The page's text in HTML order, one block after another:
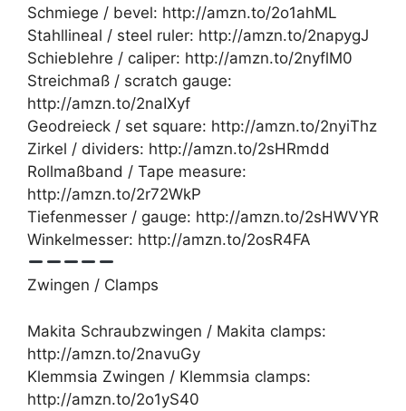
Schmiege / bevel: http://amzn.to/2o1ahML
Stahllineal / steel ruler: http://amzn.to/2napygJ
Schieblehre / caliper: http://amzn.to/2nyflM0
Streichmaß / scratch gauge:
http://amzn.to/2naIXyf
Geodreieck / set square: http://amzn.to/2nyiThz
Zirkel / dividers: http://amzn.to/2sHRmdd
Rollmaßband / Tape measure:
http://amzn.to/2r72WkP
Tiefenmesser / gauge: http://amzn.to/2sHWVYR
Winkelmesser: http://amzn.to/2osR4FA
Zwingen / Clamps
Makita Schraubzwingen / Makita clamps:
http://amzn.to/2navuGy
Klemmsia Zwingen / Klemmsia clamps:
http://amzn.to/2o1yS40